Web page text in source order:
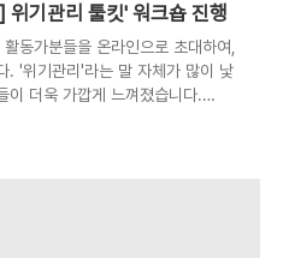
기관리 툴킷' 워크숍 진행
동가분들을 온라인으로 초대하여,
. '위기관리'라는 말 자체가 많이 낯
이 더욱 가깝게 느껴졌습니다.